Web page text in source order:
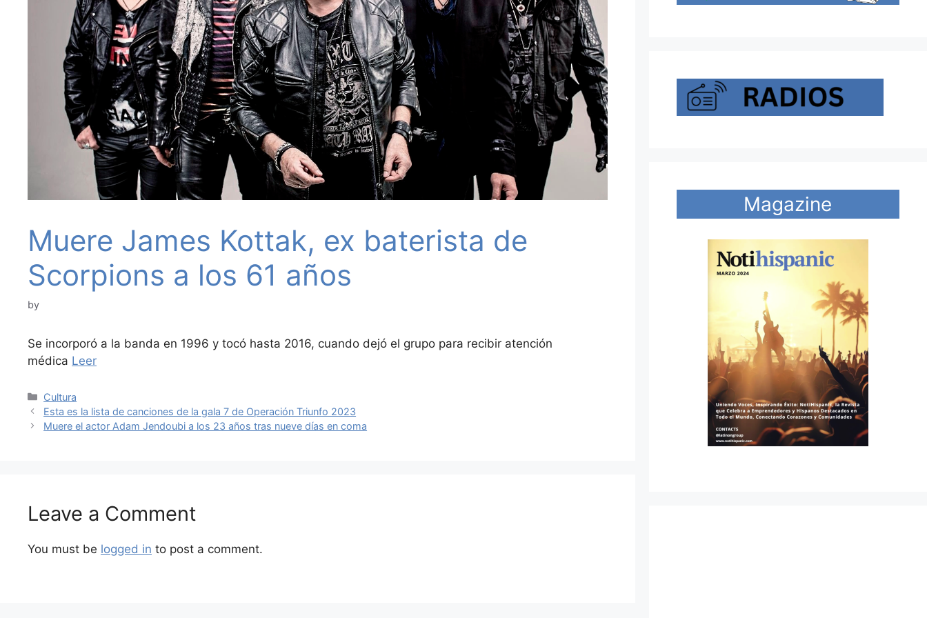
Muere James Kottak, ex baterista de
Scorpions a los 61 años
by
Se incorporó a la banda en 1996 y tocó hasta 2016, cuando dejó el grupo para recibir atención
médica Leer
Categories
Cultura
Esta es la lista de canciones de la gala 7 de Operación Triunfo 2023
Muere el actor Adam Jendoubi a los 23 años tras nueve días en coma
Leave a Comment
You must be logged in to post a comment.
Magazine